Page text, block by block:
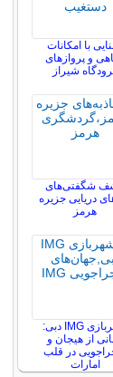
با امکانات
و پروازهای
شیراز
شگفتی‌های
دریایی جزیره
هرمز
شهربازی IMG دبی:
از هیجان و
در قلب
امارات